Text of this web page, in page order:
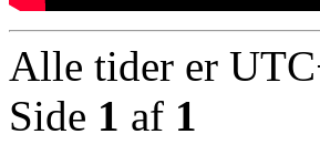
Alle tider er
Side 1 af 1